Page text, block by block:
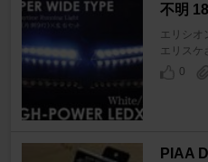
不明
エリシオ
エリスケ
0
PIAA